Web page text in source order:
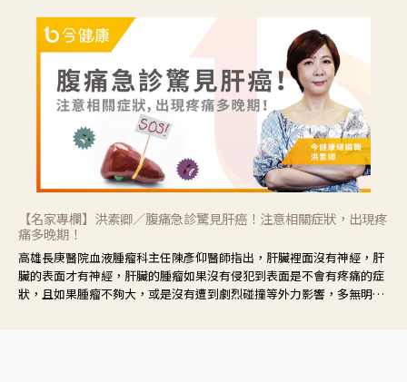
【名家專欄】洪素卿／腹痛急診驚見肝癌！注意相關症狀，出現疼
痛多晚期！
高雄長庚醫院血液腫瘤科主任陳彥仰醫師指出，肝臟裡面沒有神經，肝
臟的表面才有神經，肝臟的腫瘤如果沒有侵犯到表面是不會有疼痛的症
狀，且如果腫瘤不夠大，或是沒有遭到劇烈碰撞等外力影響，多無明顯